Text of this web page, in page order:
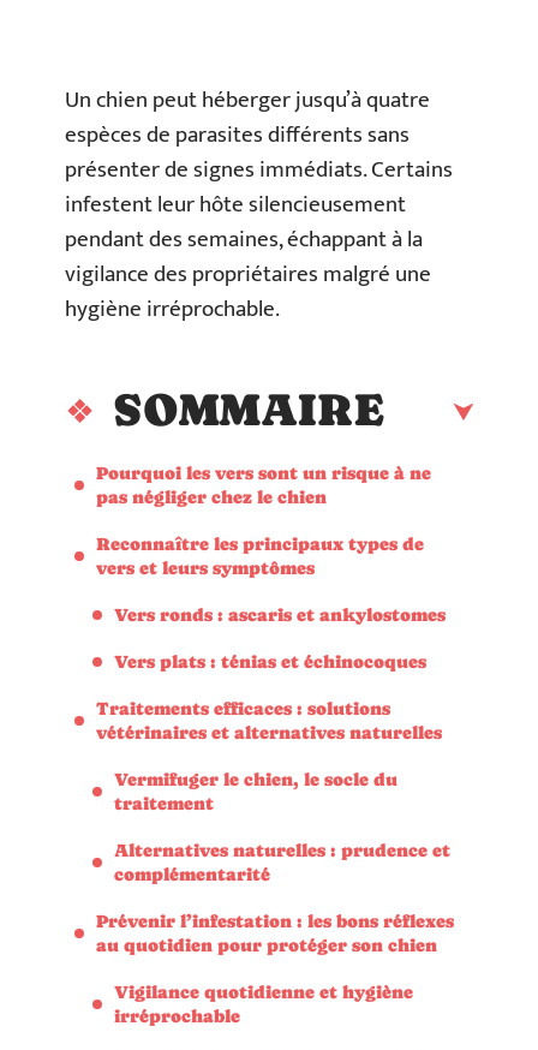
Un chien peut héberger jusqu’à quatre
espèces de parasites différents sans
présenter de signes immédiats. Certains
infestent leur hôte silencieusement
pendant des semaines, échappant à la
vigilance des propriétaires malgré une
hygiène irréprochable.
SOMMAIRE
Pourquoi les vers sont un risque à ne
pas négliger chez le chien
Reconnaître les principaux types de
vers et leurs symptômes
Vers ronds : ascaris et ankylostomes
Vers plats : ténias et échinocoques
Traitements efficaces : solutions
vétérinaires et alternatives naturelles
Vermifuger le chien, le socle du
traitement
Alternatives naturelles : prudence et
complémentarité
Prévenir l’infestation : les bons réflexes
au quotidien pour protéger son chien
Vigilance quotidienne et hygiène
irréprochable